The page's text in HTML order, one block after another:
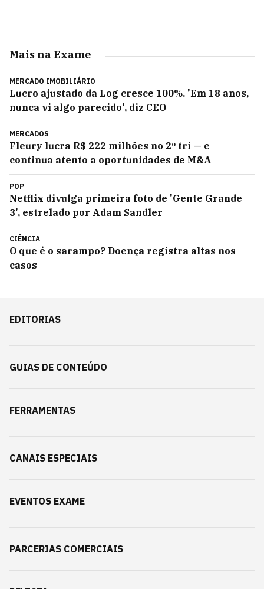
Mais na Exame
MERCADO IMOBILIÁRIO
Lucro ajustado da Log cresce 100%. 'Em 18 anos,
nunca vi algo parecido', diz CEO
MERCADOS
Fleury lucra R$ 222 milhões no 2º tri — e
continua atento a oportunidades de M&A
POP
Netflix divulga primeira foto de 'Gente Grande
3', estrelado por Adam Sandler
CIÊNCIA
O que é o sarampo? Doença registra altas nos
casos
EDITORIAS
GUIAS DE CONTEÚDO
FERRAMENTAS
CANAIS ESPECIAIS
EVENTOS EXAME
PARCERIAS COMERCIAIS